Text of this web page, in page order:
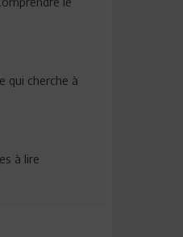
qui cherche à
à lire